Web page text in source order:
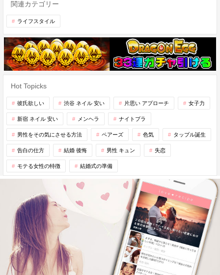
関連カテゴリー
ライフスタイル
Hot Topicks
彼氏欲しい 渋谷 ネイル 安い 片思い アプローチ 女子力
新宿 ネイル 安い メンヘラ ナイトブラ
男性をその気にさせる方法 ペアーズ 色気 タップル誕生
告白の仕方 結婚 後悔 男性 キュン 失恋
モテる女性の特徴 結婚式の準備